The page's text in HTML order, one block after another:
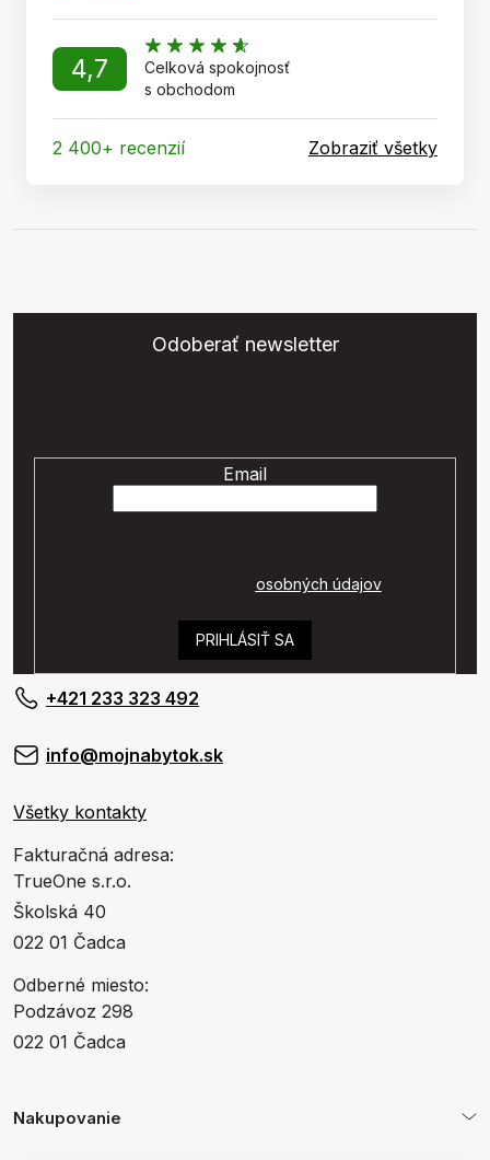
4,7
Celková spokojnosť
s obchodom
2 400+ recenzií Zobraziť všetky
Odoberať newsletter
Email
osobných údajov.
PRIHLÁSIŤ SA
+421 233 323 492
info@mojnabytok.sk
Všetky kontakty
Fakturačná adresa:
TrueOne s.r.o.
Školská 40
022 01 Čadca
Odberné miesto:
Podzávoz 298
022 01 Čadca
Nakupovanie